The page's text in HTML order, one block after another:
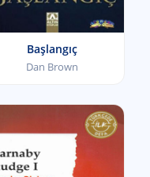
Başlangıç
Dan Brown